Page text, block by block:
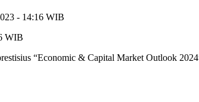
- 14:16 WIB
WIB
“Economic & Capital Market Outlook